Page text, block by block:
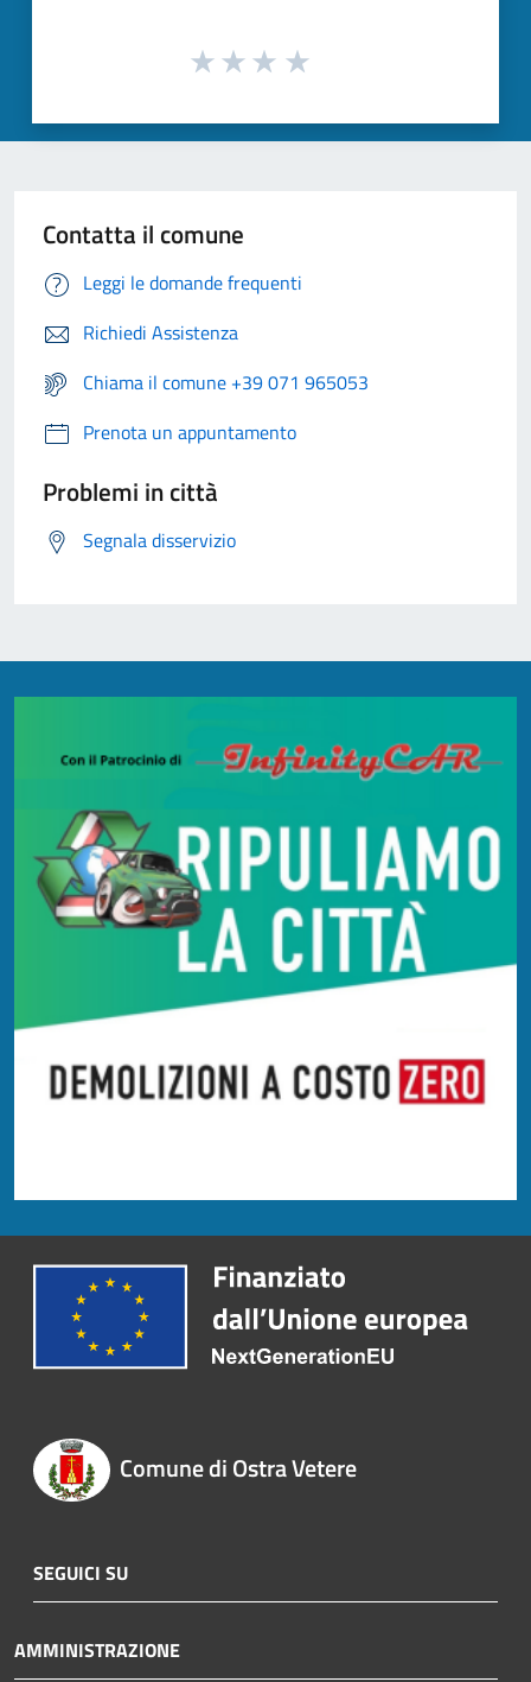
Contatta il comune
Leggi le domande frequenti
Richiedi Assistenza
Chiama il comune +39 071 965053
Prenota un appuntamento
Problemi in città
Segnala disservizio
Comune di Ostra Vetere
SEGUICI SU
AMMINISTRAZIONE